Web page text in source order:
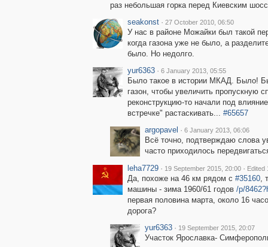
раз небольшая горка перед Киевским
seakonst · 27 October 2010, 06:50
У нас в районе Можайки был такой
когда газона уже не было, а
было. Но недолго.
yur6363 · 6 January 2013, 05:55
Было такое в истории МКАД. Было!
газон, чтобы увеличить пропускную
реконструкцию-то начали под
встречке" растаскивать... #65657
argopavel · 6 January 2013, 06:06
Всё точно, подтверждаю слова
часто приходилось
leha7729 · 19 September 2015, 20:00 · Edited
Да, похоже на 46 км рядом с #35160,
машины - зима 1960/61 годов /p/
первая половина марта, около 16
дорога?
yur6363 · 19 September 2015, 20:07
Участок Ярославка-